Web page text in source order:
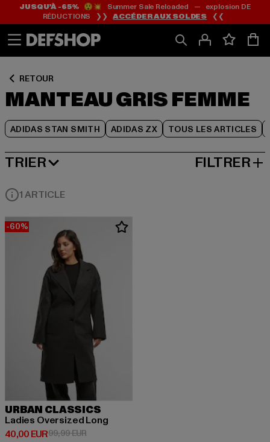
Passer
au
Passer
au
de
JUSQU’À -65%😲💥 Summer Sale Reloaded — explosion DE
RÉDUCTIONS ❯❯ACCÉDER AUX SOLDES ❮❮
RETOUR
MANTEAU GRIS FEMME
ADIDAS STAN SMITH ADIDAS ZX TOUS LES ARTICLES
Passer
au
de
TRIER
MEILLEURES VENTES FILTRER
1 ARTICLE
-60%
URBAN CLASSICS
Ladies Oversized Long
40,00 EUR
Prix courant: 40,00 EUR
99,99 EURPrix en promotion: 99,99 EUR